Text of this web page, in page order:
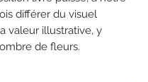
différer du visuel
valeur illustrative, y
de fleurs.